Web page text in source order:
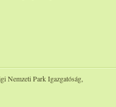
Nemzeti Park Igazgatóság,